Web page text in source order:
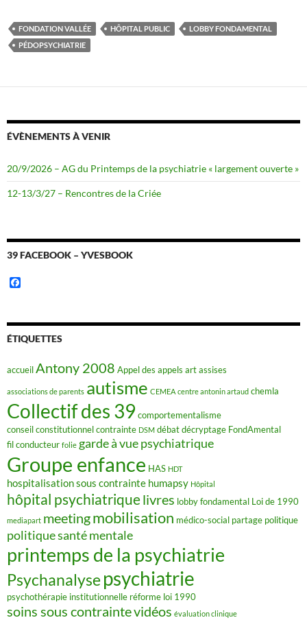
b
o
o
t
e
r
FONDATION VALLÉE HÔPITAL PUBLIC
LOBBY FONDAMENTAL
PÉDOPSYCHIATRIE
ÉVÈNEMENTS À VENIR
20/9/2026 – AG du Printemps de la psychiatrie « largement ouverte »
12-13/3/27 – Rencontres de la Criée
39 FACEBOOK – YVESBOOK
b
o
o
ÉTIQUETTES
accueilAntony 2008 Appel des appels artassises
associations de parents autisme CEMEA centre antonin artaud chemla
Collectif des 39 comportementalisme
conseil constitutionnelcontrainte DSM débatdécryptage FondAmental
fil conducteur folie garde à vue psychiatrique
Groupe enfance HAS HDT
hospitalisation sous contrainte humapsy Hôpital
hôpital psychiatriquelivres lobby fondamental Loi de 1990
mediapart meetingmobilisation médico-social partage politique
politique santé mentale
printemps de la psychiatrie
Psychanalyse psychiatrie
psychothérapie institutionnelle réforme loi 1990
soins sous contraintevidéos évaluation clinique